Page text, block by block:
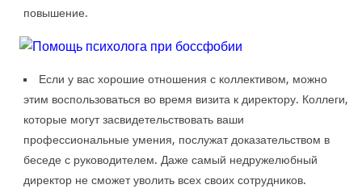
повышение.
Если у вас хорошие отношения с коллективом, можно
этим воспользоваться во время визита к директору. Коллеги,
которые могут засвидетельствовать ваши
профессиональные умения, послужат доказательством в
беседе с руководителем. Даже самый недружелюбный
директор не сможет уволить всех своих сотрудников.